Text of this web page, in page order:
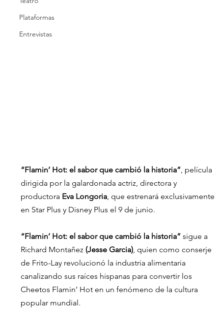
Plataformas
Entrevistas
“Flamin’ Hot: el sabor que cambió la historia”, película
dirigida por la galardonada actriz, directora y
productora Eva Longoria, que estrenará exclusivamente
en Star Plus y Disney Plus el 9 de junio.
“Flamin’ Hot: el sabor que cambió la historia” sigue a
Richard Montañez (Jesse Garcia), quien como conserje
de Frito-Lay revolucionó la industria alimentaria
canalizando sus raíces hispanas para convertir los
Cheetos Flamin’ Hot en un fenómeno de la cultura
popular mundial.